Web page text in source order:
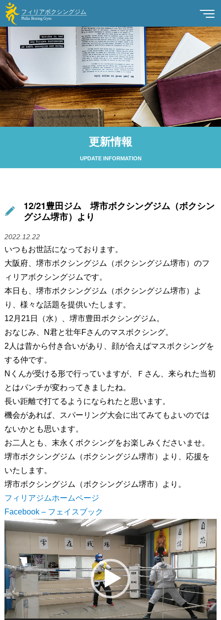
更新情報
UPDATE INFORMATION
12/21豊田ジム 堺市ボクシングジム（ボクシン
グジム堺市）より
2022.12.22
いつもお世話になっております。
大阪府、堺市ボクシングジム（ボクシングジム堺市）のフ
ィリアボクシングジムです。
本日も、堺市ボクシングジム（ボクシングジム堺市）よ
り、様々な話題を提供いたします。
12月21日（水）、堺市豊田ボクシングジム。
おなじみ、N君と壮年Fさんのマスボクシング。
2人は昔から付き合いがあり、顔が合えばマスボクシングを
する仲です。
Nくんが受ける形で行っていますが、Ｆさん、来られた当初
とはパンチが変わってきましたね。
長い距離で打てるようになられたと思います。
機会があれば、スパーリング大会に出てみてもよいのでは
ないかとも思います。
お二人とも、末永くボクシングをお楽しみくださいませ。
堺市ボクシングジム（ボクシングジム堺市）より、応援を
いたします。
堺市ボクシングジム（ボクシングジム堺市）より。
フィリアジムホームページ
Facebook – フェイスブック
動
画
レ
ー
ヤ
ー